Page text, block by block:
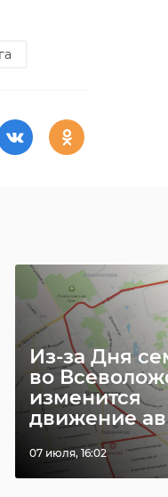
Из-за Дня
во
изменится
движение ав
07 июля, 16:02